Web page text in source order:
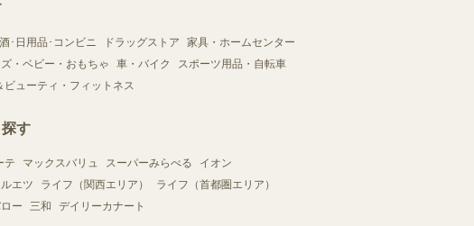
･日用品･コンビニ ドラッグストア
家具・ホームセンター
・ベビー・おもちゃ 車・バイク
スポーツ用品・自転車
ビューティ・フィットネス
す
テ マックスバリュ スーパーみらべる
イオン
エツ ライフ（関西エリア）
ライフ（首都圏エリア）
ー 三和 デイリーカナート